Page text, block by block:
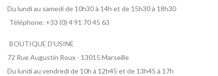
Du lundi au samedi de 10h30 à 14h et de 15h30 à 18h30
Téléphone: +33 (0) 4 91 70 45 63
BOUTIQUE D’USINE
72 Rue Augustin Roux - 13015 Marseille
Du lundi au vendredi de 10h à 12h45 et de 13h45 à 17h